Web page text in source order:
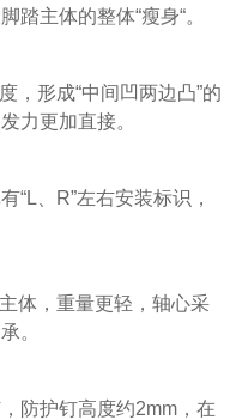
踏主体的整体“瘦身“。
，形成“中间凹两边凸”的
力更加直接。
“L、R”左右安装标识，
体，重量更轻，轴心采
。
防护钉高度约2mm，在